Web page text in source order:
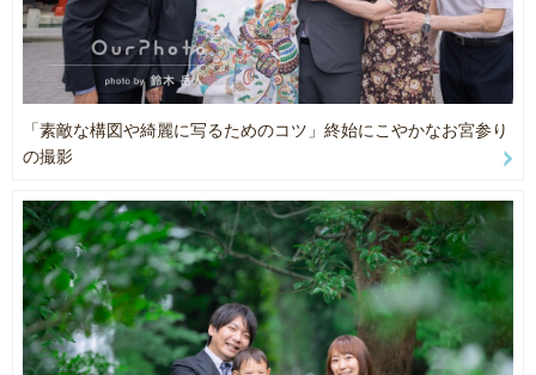
カップル撮影・ウエディング前撮り・後撮りも得意です。
一生に一度の撮影体験で、美しく映える写真を一緒につくりましょ
【ご自宅でスタジオ撮影】
お食い初め・百日祝い・誕生日・ハーフバースデー・家族（ファミ
リー）フォトなど・・・
ご自宅に写真スタジオで使用する照明器具（ストロボ）を持ち込ん
だ撮影も可能です。
お気軽にご相談ください。
📸インスタグラム📸
@suzuki.sagamihara
https://www.instagram.com/suzuki.sagamihara/
OurPhotoのギャラリー以外の写真もご覧いただけます。
🖋レビュー・コメント嬉しいです😆
撮影後にレビューを書いてくださるお客様、本当にありがとうござ
います🙇‍♂️💦
レビュー・掲載許可は、フォトグラファーの財産です‼️
「素敵な構図や綺麗に写るためのコツ」終始にこやかなお宮参り
の撮影